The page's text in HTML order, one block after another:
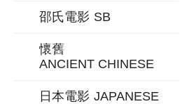
邵氏電影 SB
懷舊
ANCIENT CHINESE
日本電影 JAPANESE